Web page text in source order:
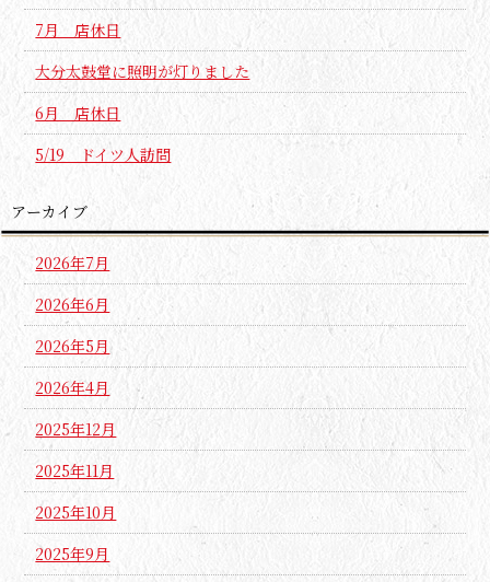
7月 店休日
大分太鼓堂に照明が灯りました
6月 店休日
5/19 ドイツ人訪問
アーカイブ
2026年7月
2026年6月
2026年5月
2026年4月
2025年12月
2025年11月
2025年10月
2025年9月